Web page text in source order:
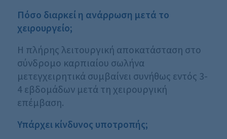
Πόσο διαρκεί η ανάρρωση μετά το
χειρουργείο;
Η πλήρης λειτουργική αποκατάσταση στο
σύνδρομο καρπιαίου σωλήνα
μετεγχειρητικά συμβαίνει συνήθως εντός 3-
4 εβδομάδων μετά τη χειρουργική
επέμβαση.
Υπάρχει κίνδυνος υποτροπής;